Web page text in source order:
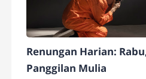
Renungan Harian:
Panggilan Mulia